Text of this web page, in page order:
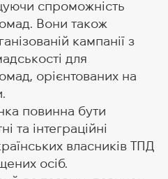
спроможність
Вони також
кампанії з
для
орієнтованих на
повинна бути
та інтеграційні
власників ТПД
осіб.